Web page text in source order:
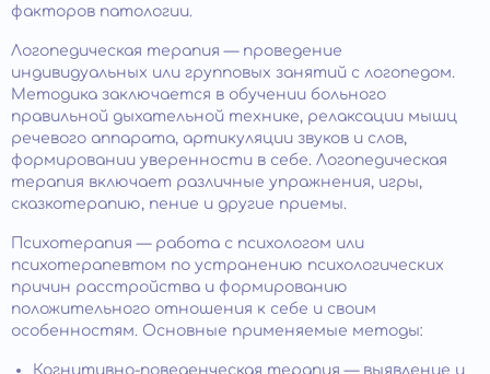
факторов патологии.
Логопедическая терапия — проведение
индивидуальных или групповых занятий с логопедом.
Методика заключается в обучении больного
правильной дыхательной технике, релаксации мышц
речевого аппарата, артикуляции звуков и слов,
формировании уверенности в себе. Логопедическая
терапия включает различные упражнения, игры,
сказкотерапию, пение и другие приемы.
Психотерапия — работа с психологом или
психотерапевтом по устранению психологических
причин расстройства и формированию
положительного отношения к себе и своим
особенностям. Основные применяемые методы:
Когнитивно-поведенческая терапия — выявление и